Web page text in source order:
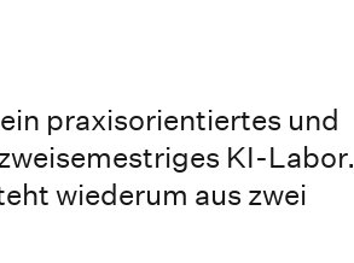
praxisorientiertes und
KI-Labor.
wiederum aus zwei